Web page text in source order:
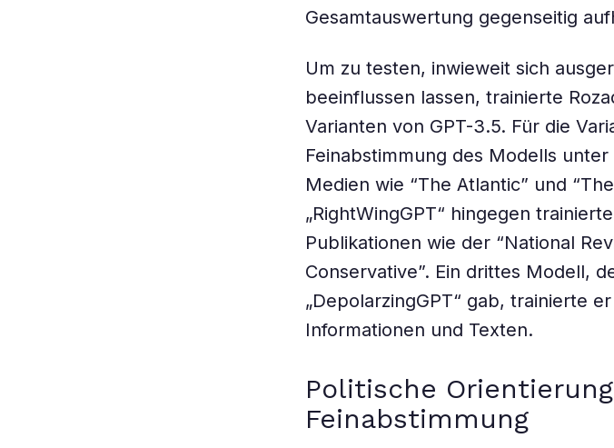
Gesamtauswertung gegenseitig
Um zu testen, inwieweit sich
beeinflussen lassen, trainierte
Varianten von GPT-3.5. Für die
Feinabstimmung des Modells
Medien wie “The Atlantic” und
„RightWingGPT“ hingegen
Publikationen wie der “National
Conservative”. Ein drittes Modell,
„DepolarzingGPT“ gab, trainierte
Informationen und Texten.
Politische
Feinabstimmung